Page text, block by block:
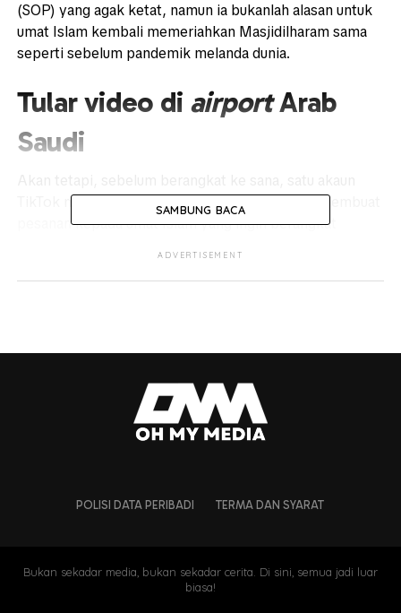
(SOP) yang agak ketat, namun ia bukanlah alasan untuk
umat Islam kembali memeriahkan Masjidilharam sama
seperti sebelum pandemik melanda dunia.
Tular video di airportArab
Saudi
TikTok menggunakan nama @masjidbesi telah membuat
pesanan kepada umat Islam yang ingin berangkat
Air Zam-Zam tidak
dibenarkan dibawa balik
ke Malaysia#fyp
SAMBUNG BACA
ADVERTISEMENT
POLISI DATA PERIBADI TERMA DAN SYARAT
Bukan sekadar media, bukan sekadar cerita. Di sini, semua jadi luar
biasa!